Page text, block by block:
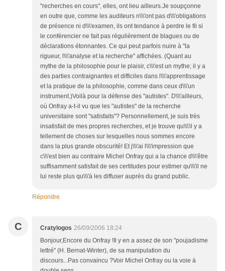
"recherches en cours", elles, ont lieu ailleurs.Je soupçonne
en outre que, comme les auditeurs n\\\'ont pas d\\\'obligations
de présence ni d\\\'examen, ils ont tendance à perdre le fil si
le conférencier ne fait pas régulièrement de blagues ou de
déclarations étonnantes. Ce qui peut parfois nuire à "la
rigueur, l\\\'analyse et la recherche" affichées. (Quant au
mythe de la philosophie pour le plaisir, c\\\'est un mythe; il y a
des parties contraignantes et difficiles dans l\\\'apprentissage
et la pratique de la philosophie, comme dans ceux d\\\'un
instrument.)Voilà pour la défense des "autistes". D\\\'ailleurs,
où Onfray a-t-il vu que les "autistes" de la recherche
universitaire sont "satisfaits"? Personnellement, je suis très
insatisfait de mes propres recherches, et je trouve qu\\\'il y a
tellement de choses sur lesquelles nous sommes encore
dans la plus grande obscurité! Et j\\\'ai l\\\'impression que
c\\\'est bien au contraire Michel Onfray qui a la chance d\\\'être
suffisamment satisfait de ses certitudes pour estimer qu\\\'il ne
lui reste plus qu\\\'à les diffuser auprès du grand public.
Répondre
C Cratylogos 26/09/2006 18:24
Bonjour,Encore du Onfray !Il y en a assez de son "poujadisme
lettré" (H. Bernat-Winter), de sa manipulation du
discours...Pas convaincu ?Voir Michel Onfray ou la voie à